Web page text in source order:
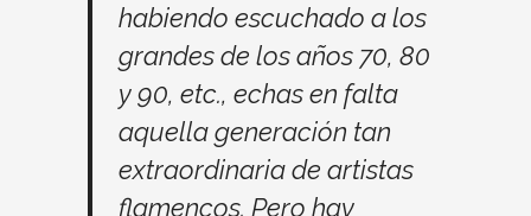
habiendo escuchado a los
grandes de los años 70, 80
y 90, etc., echas en falta
aquella generación tan
extraordinaria de artistas
flamencos. Pero hay